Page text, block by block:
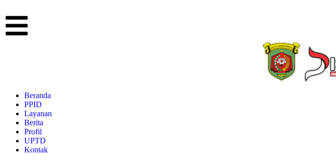
Beranda
PPID
Layanan
Berita
Profil
UPTD
Kontak